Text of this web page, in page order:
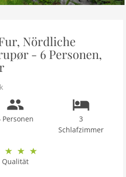
Nördliche
- 6 Personen,
Personen
3
Schlafzimmer
Qualität